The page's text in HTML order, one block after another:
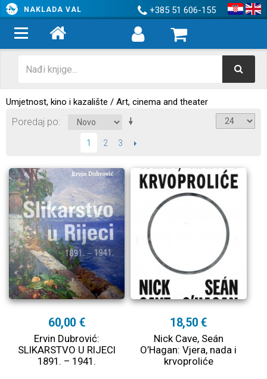
NAKLADA VAL +385 51 606-155
Umjetnost, kino i kazalište / Art, cinema and theater
Poredaj po
1 2 3 SLIJEDEĆI
60,00 €
Ervin Dubrović:
SLIKARSTVO U RIJECI
1891. – 1941.
18,50 €
Nick Cave, Seán
O’Hagan: Vjera, nada i
krvoproliće